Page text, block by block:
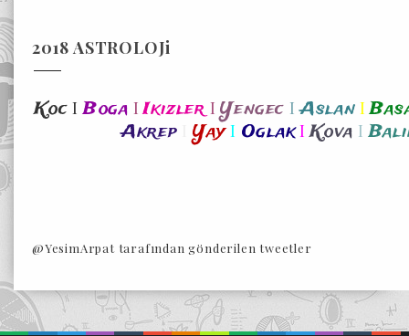
2018 ASTROLOJi
Koc I Boga I Ikizler I Yengec I Aslan I
Akrep
Yay I Oglak I Kova I
@YesimArpat tarafından gönderilen tweetler